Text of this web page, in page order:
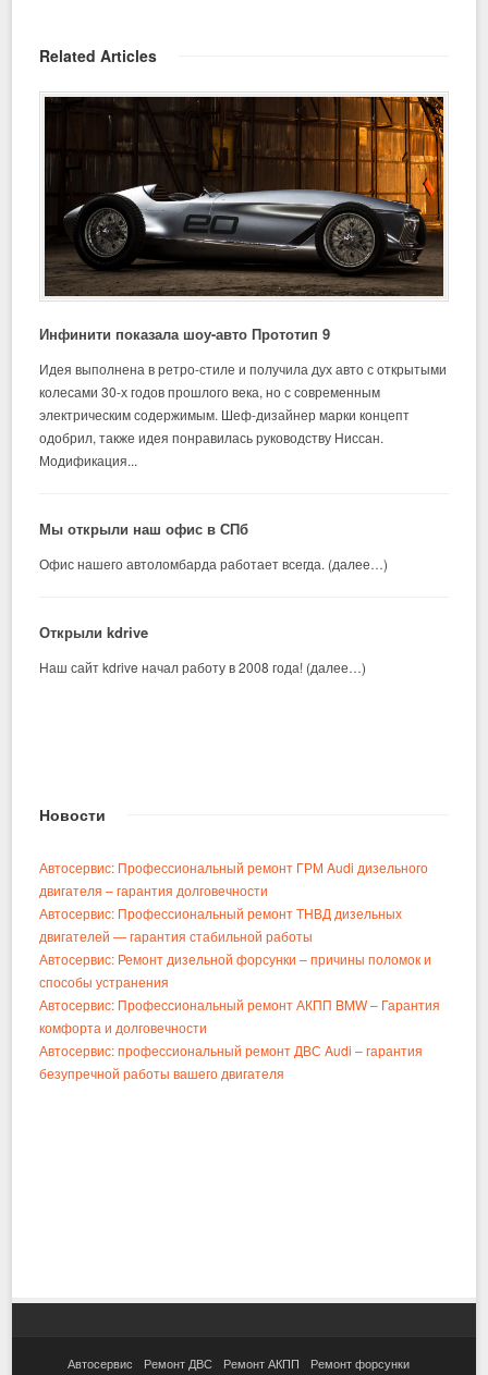
Related Articles
Инфинити показала шоу-авто Прототип 9
Идея выполнена в ретро-стиле и получила дух авто с открытыми
колесами 30-х годов прошлого века, но с современным
электрическим содержимым. Шеф-дизайнер марки концепт
одобрил, также идея понравилась руководству Ниссан.
Модификация...
Мы открыли наш офис в СПб
Офис нашего автоломбарда работает всегда. (далее…)
Открыли kdrive
Наш сайт kdrive начал работу в 2008 года! (далее…)
Новости
Автосервис: Профессиональный ремонт ГРМ Audi дизельного
двигателя – гарантия долговечности
Автосервис: Профессиональный ремонт ТНВД дизельных
двигателей — гарантия стабильной работы
Автосервис: Ремонт дизельной форсунки – причины поломок и
способы устранения
Автосервис: Профессиональный ремонт АКПП BMW – Гарантия
комфорта и долговечности
Автосервис: профессиональный ремонт ДВС Audi – гарантия
безупречной работы вашего двигателя
Автосервис Ремонт ДВС Ремонт АКПП
Ремонт форсунки